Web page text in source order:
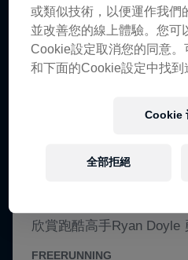
或類似技術，以便運作我們
並改善您的線上體驗。您可
Cookie設定取消您的同意。
和下面的Cookie設定中找到
Cookie
全部拒絕